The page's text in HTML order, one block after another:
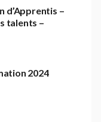
d’Apprentis –
talents –
2024